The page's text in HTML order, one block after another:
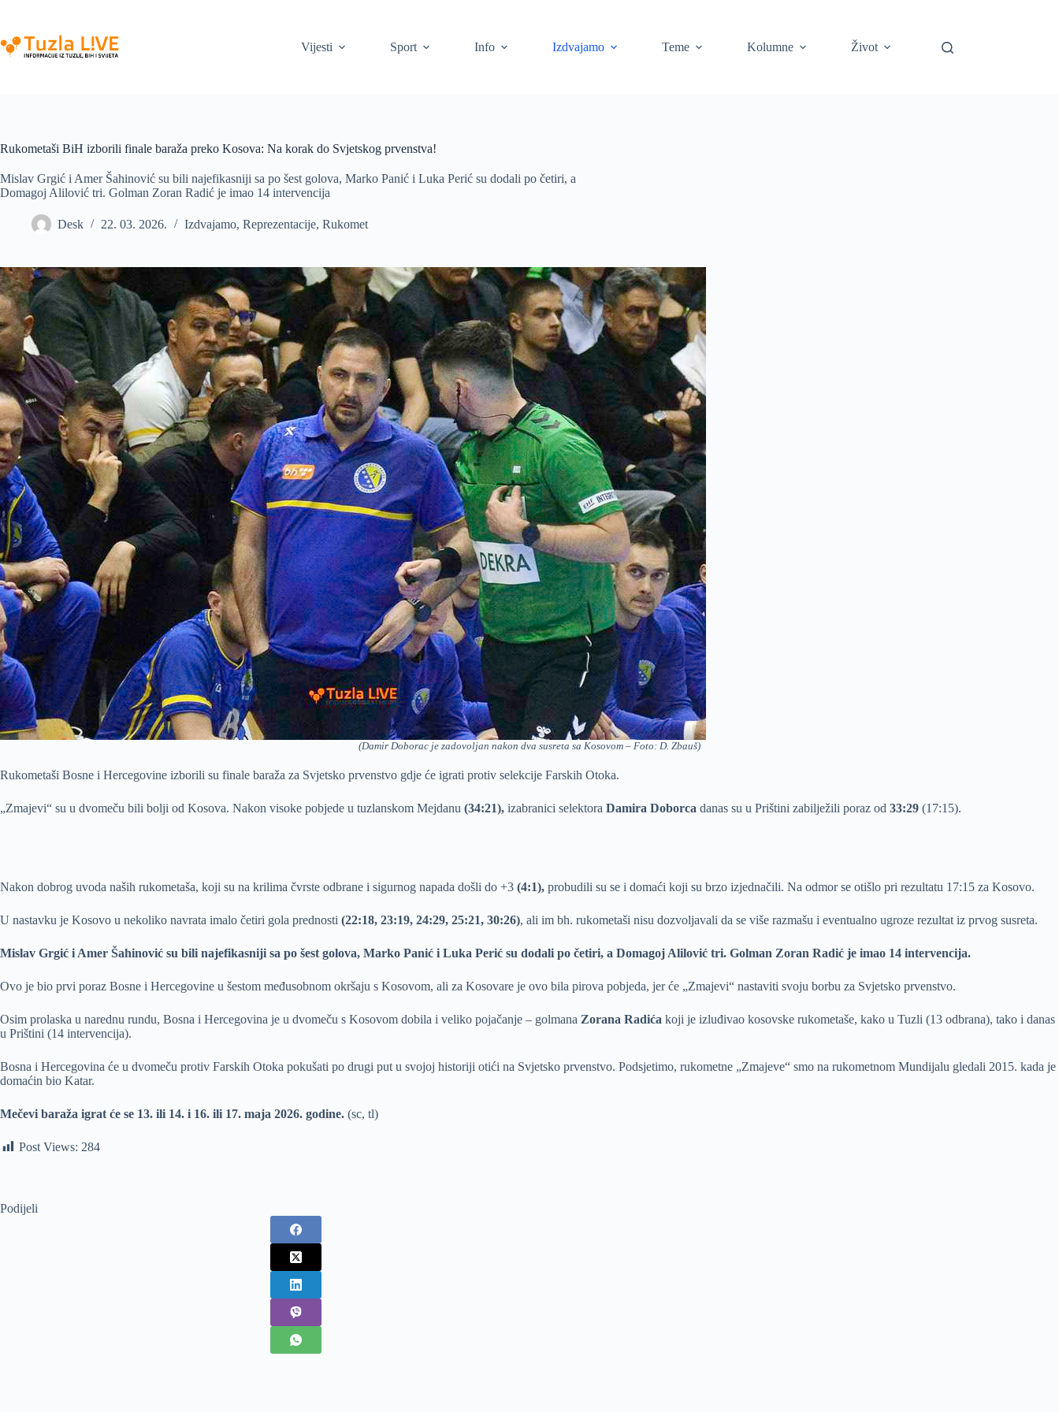
content
Vijesti
Sport Info Izdvajamo Teme Kolumne Život
Rukometaši BiH izborili finale baraža preko Kosova: Na korak do Svjetskog prvenstva!
Mislav Grgić i Amer Šahinović su bili najefikasniji sa po šest golova, Marko Panić i Luka Perić su dodali po četiri, a
Domagoj Alilović tri. Golman Zoran Radić je imao 14 intervencija
Desk 22. 03. 2026. Izdvajamo, Reprezentacije, Rukomet
(Damir Doborac je zadovoljan nakon dva susreta sa Kosovom – Foto: D. Zbauš)
Rukometaši Bosne i Hercegovine izborili su finale baraža za Svjetsko prvenstvo gdje će igrati protiv selekcije Farskih Otoka.
„Zmajevi“ su u dvomeču bili bolji od Kosova. Nakon visoke pobjede u tuzlanskom Mejdanu (34:21), izabranici selektora Damira Doborca danas su u Prištini zabilježili poraz od 33:29 (17:15).
Nakon dobrog uvoda naših rukometaša, koji su na krilima čvrste odbrane i sigurnog napada došli do +3 (4:1), probudili su se i domaći koji su brzo izjednačili. Na odmor se otišlo pri rezultatu 17:15 za Kosovo.
U nastavku je Kosovo u nekoliko navrata imalo četiri gola prednosti (22:18, 23:19, 24:29, 25:21, 30:26), ali im bh. rukometaši nisu dozvoljavali da se više razmašu i eventualno ugroze rezultat iz prvog susreta.
Mislav Grgić i Amer Šahinović su bili najefikasniji sa po šest golova, Marko Panić i Luka Perić su dodali po četiri, a Domagoj Alilović tri. Golman Zoran Radić je imao 14 intervencija.
Ovo je bio prvi poraz Bosne i Hercegovine u šestom međusobnom okršaju s Kosovom, ali za Kosovare je ovo bila pirova pobjeda, jer će „Zmajevi“ nastaviti svoju borbu za Svjetsko prvenstvo.
Osim prolaska u narednu rundu, Bosna i Hercegovina je u dvomeču s Kosovom dobila i veliko pojačanje – golmana Zorana Radića koji je izluđivao kosovske rukometaše, kako u Tuzli (13 odbrana), tako i danas
u Prištini (14 intervencija).
Bosna i Hercegovina će u dvomeču protiv Farskih Otoka pokušati po drugi put u svojoj historiji otići na Svjetsko prvenstvo. Podsjetimo, rukometne „Zmajeve“ smo na rukometnom Mundijalu gledali 2015. kada je
domaćin bio Katar.
Mečevi baraža igrat će se 13. ili 14. i 16. ili 17. maja 2026. godine. (sc, tl)
Post Views: 284
Podijeli